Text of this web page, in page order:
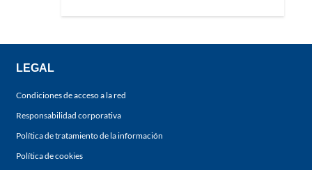
LEGAL
Condiciones de acceso a la red
Responsabilidad corporativa
Política de tratamiento de la información
Política de cookies